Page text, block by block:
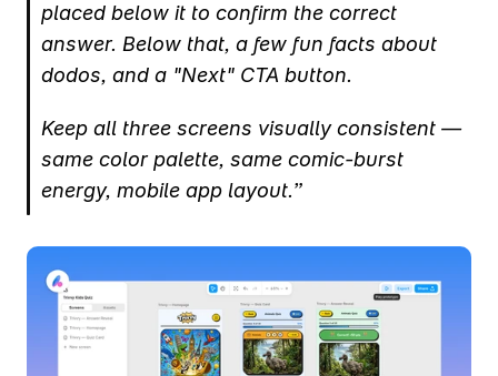
placed below it to confirm the correct
answer. Below that, a few fun facts about
dodos, and a "Next" CTA button.
Keep all three screens visually consistent —
same color palette, same comic-burst
energy, mobile app layout.”